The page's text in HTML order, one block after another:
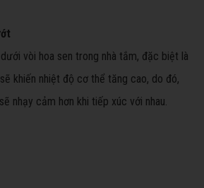
vòi hoa sen trong nhà tắm, đặc biệt là
khiến nhiệt độ cơ thể tăng cao, do đó,
nhạy cảm hơn khi tiếp xúc với nhau.